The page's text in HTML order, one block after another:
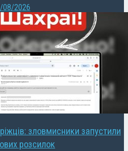
08/2026
зловмисники запустили
розсилок